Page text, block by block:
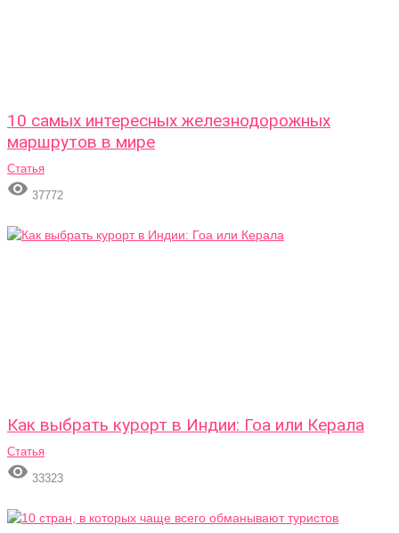
10 самых интересных железнодорожных
маршрутов в мире
Статья
 37772
Как выбрать курорт в Индии: Гоа или Керала
Статья
 33323